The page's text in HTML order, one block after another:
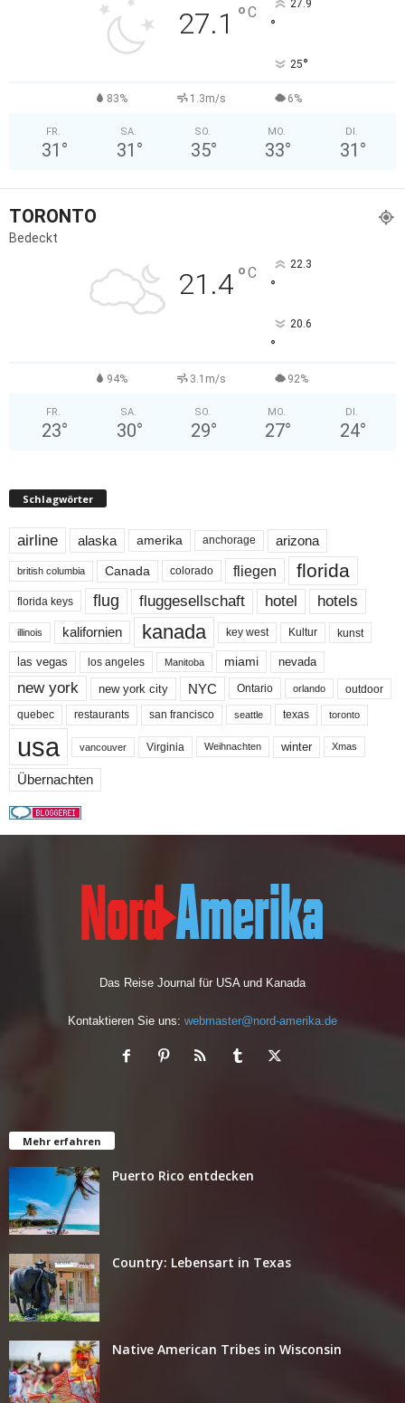
27.1 °C 27.9
°
25°
83% 1.3m/s 6%
FR.
31 °
SA.
31 °
SO.
35°
MO.
33°
DI.
31 °
TORONTO
Bedeckt
21.4°C 22.3
°
20.6
°
94% 3.1m/s 92%
FR.
23°
SA.
30°
SO.
29°
MO.
27°
DI.
24°
Schlagwörter
airline alaska amerika anchorage arizona
british columbia Canada colorado fliegen florida
florida keys flug fluggesellschaft hotel hotels
illinois kalifornien kanada key west Kultur kunst
las vegas los angeles Manitoba miami nevada
new york new york city NYC Ontario orlando outdoor
quebec restaurants san francisco seattle texas toronto
usa vancouver Virginia Weihnachten winter Xmas
Übernachten
Das Reise Journal für USA und Kanada
Kontaktieren Sie uns: webmaster@nord-amerika.de
Mehr erfahren
Puerto Rico entdecken
Country: Lebensart in Texas
Native American Tribes in Wisconsin